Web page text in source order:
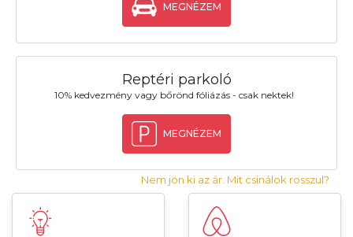
MEGNÉZEM
Reptéri parkoló
10% kedvezmény vagy bőrönd fóliázás - csak nektek!
MEGNÉZEM
Nem jön ki az ár. Mit csinálok rosszul?